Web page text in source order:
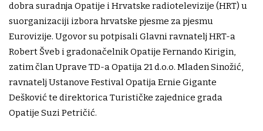
dobra suradnja Opatije i Hrvatske radiotelevizije (HRT) u
suorganizaciji izbora hrvatske pjesme za pjesmu
Eurovizije. Ugovor su potpisali Glavni ravnatelj HRT-a
Robert Šveb i gradonačelnik Opatije Fernando Kirigin,
zatim član Uprave TD-a Opatija 21 d.o.o. Mladen Sinožić,
ravnatelj Ustanove Festival Opatija Ernie Gigante
Dešković te direktorica Turističke zajednice grada
Opatije Suzi Petričić.